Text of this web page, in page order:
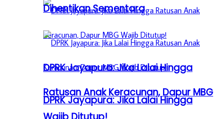
DPRK Jayapura: Jika Lalai Hingga
Ratusan Anak Keracunan, Dapur MBG
Dihentikan Sementara
DPRK Jayapura: Jika Lalai Hingga